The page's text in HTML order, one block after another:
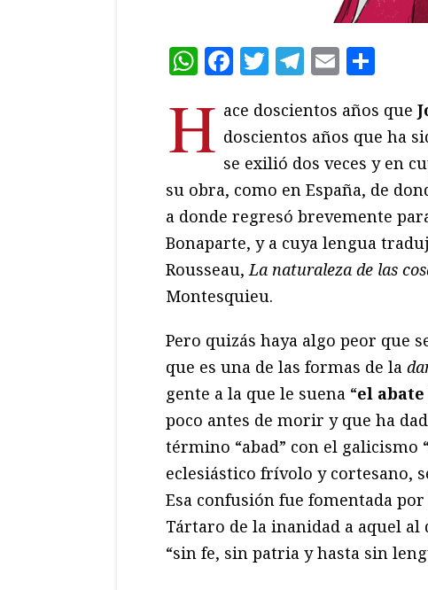
WhatsApp
Facebook
Twitter
Telegram
Email
H ace doscientos años que
doscientos años que ha
se exilió dos veces y en
su obra, como en España, de
a donde regresó brevemente
Bonaparte, y a cuya lengua
Rousseau, La naturaleza de las
Montesquieu.
Pero quizás haya algo peor que
que es una de las formas de la
gente a la que le suena “el
poco antes de morir y que ha
término “abad” con el galicismo
eclesiástico frívolo y cortesano,
Esa confusión fue fomentada por
Tártaro de la inanidad a aquel
“sin fe, sin patria y hasta sin